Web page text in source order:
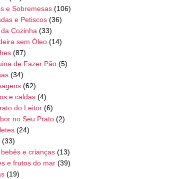
e Sobremesas (106)
e Petiscos (36)
Cozinha (33)
sem Óleo (14)
(87)
de Fazer Pão (5)
(34)
(62)
e caldas (4)
do Leitor (6)
no Seu Prato (2)
(24)
(33)
e crianças (13)
e frutos do mar (39)
(19)